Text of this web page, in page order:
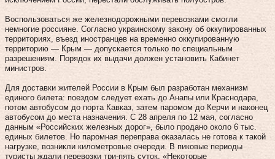
Воспользоваться же железнодорожными перевозками смогли
немногие россияне. Согласно украинскому закону об оккупированных
территориях, въезд иностранцев на временно оккупированную
территорию — Крым — допускается только по специальным
разрешениям. Порядок их выдачи должен установить Кабинет
министров.
Для доставки жителей России в Крым был разработан механизм
единого билета: поездом следует ехать до Анапы или Краснодара,
потом автобусом до порта Кавказ, затем паромом до Керчи и наконец
автобусом до места назначения. С 28 апреля по 12 мая, согласно
данным «Российских железных дорог», было продано около 6 тыс.
единых билетов. Но паромная переправа оказалась не готова к такой
нагрузке, возникли километровые очереди. В пиковые периоды
туристы ждали перевозки три-пять суток. «Некоторые